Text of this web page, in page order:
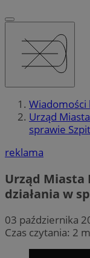
Wiadomości
Urząd
sprawie
reklama
Urząd Miasta
działania w
03 października
Czas czytania: 2